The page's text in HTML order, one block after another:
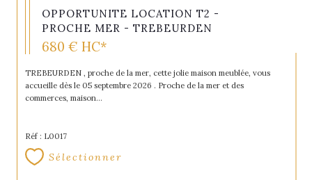
OPPORTUNITE LOCATION T2 -
PROCHE MER - TREBEURDEN
680 € HC*
TREBEURDEN , proche de la mer, cette jolie maison meublée, vous
accueille dès le 05 septembre 2026 . Proche de la mer et des
commerces, maison...
Réf : L0017
Sélectionner